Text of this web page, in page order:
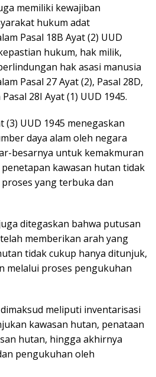
memiliki kewajiban
hukum adat
Pasal 18B Ayat (2) UUD
hukum, hak milik,
hak asasi manusia
Pasal 27 Ayat (2), Pasal 28D,
28I Ayat (1) UUD 1945.
(3) UUD 1945 menegaskan
daya alam oleh negara
besarnya untuk kemakmuran
kawasan hutan tidak
yang terbuka dan
ditegaskan bahwa putusan
memberikan arah yang
tidak cukup hanya ditunjuk,
melalui proses pengukuhan
meliputi inventarisasi
kawasan hutan, penataan
hutan, hingga akhirnya
pengukuhan oleh